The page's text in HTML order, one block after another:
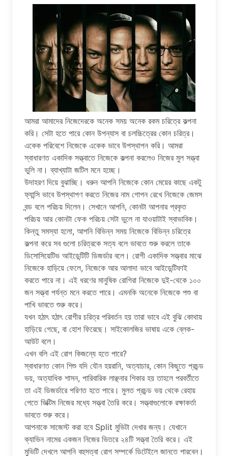
আমরা আমাদের নিজেদেরকে অনেক সময় অনেক রকম চরিত্রে কল্পনা
করি। সেটা হতে পারে কোন উপন্যাস বা চলচ্চিত্রের কোন চরিত্র।
একেক পরিবেশে নিজেকে একেক ভাবে উপস্থাপন করি। আমরা
স্বাধারণত একাদিক সত্ত্বাতে নিজেকে কল্পনা করলেও নিজের মুল সত্ত্বা
ভুলি না। ব্যাখ্যাটা জটিল মনে হচ্ছে।
উদাহরণ দিয়ে বুঝাচ্ছি। ধরুন আপনি নিজেকে কোন মেয়ের কাছে একটু
ফ্যান্সি ভাবে উপস্থাপণ করতে নিজের নাম গোপন রেখে নিজেকে জেমস
বন্ড বলে পরিচয় দিলেন। সেখানে আপনি, কোনটা আপনার প্রকৃত
পরিচয় আর কোনটা ফেক পরিচয় সেটা ভুলে না যাওয়াটাই স্বাভাবিক।
কিন্তু সমস্যা হলো, আপনি বিভিন্ন সময় নিজেকে বিভিন্ন চরিত্রে
কল্পনা করে সব গুলো চরিত্রকে সত্য বলে ভাবতে শুরু করলে তাকে
ডিসোসিয়েটিভ আইডেন্টিটি ডিজর্ডার বলে। রোগী একাদিক সত্ত্বার মাঝে
নিজেকে হাড়িয়ে ফেলে, নিজেকে আর আলাদা ভাবে আইডেন্টিফাই
করতে পারে না। এই ধরণের মানুষিক রোগিরা নিজেকে দুই-থেকে ১০০
জন সত্ত্বা পর্যন্ত মনে করতে পারে। এমনকি অনেকে নিজেকে পশু বা
পাখি ভাবতে শুরু করে।
যখন হঠাৎ হঠাৎ রোগীর চরিত্র পরিবর্তন হয় তারা ভাবে এই বুঝি কোথায়
হাড়িয়ে গেছে, বা হোশ ফিরেছে। সাইকোলজির ভাষায় একে ব্লেক-
আউট বলে।
এখন বলি এই রোগ কিজন্যে হতে পারে?
স্বাধারণত কোন শিশু যদি যৌন হয়রানি, অত্যাচার, কোন কিছুতে প্রচন্ড
ভয়, অত্যাধিক শাসন, পারিবারিক লাঞ্ছনার শিকার হয় তাহলে পরবর্তীতে
তা এই ডিজর্ডারে পরিণত হতে পারে। মুলত প্রচন্ড ভয় থেকে রেহায়
পেতে ভিক্টিম নিজের মধ্যে সত্ত্বা তৈরি করে। সত্ত্বাগুলোকে রক্ষাকর্তা
ভাবতে শুরু করে।
আপনাকে সাজেস্ট করা হবে Split মুভিটা দেখার জন্য। যেখানে
ক্যাভিন নামের একজন নিজের ভিতরে ২৪টি সত্ত্বা তৈরি করে। এই
মুভিটি দেখলে আপনি বহুসত্বা রোগ সম্পর্কে ডিটেইলে জানতে পারবেন।